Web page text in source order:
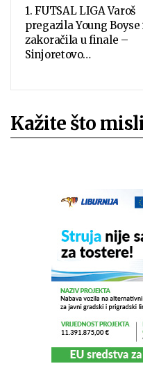
1. FUTSAL LIGA Varoš
pregazila Young Boyse
zakoračila u finale –
Sinjoretovo…
Kažite što